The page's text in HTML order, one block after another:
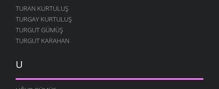
TURAN KURTULUŞ
TURGAY KURTULUŞ
TURGUT GÜMÜŞ
TURGUT KARAHAN
U